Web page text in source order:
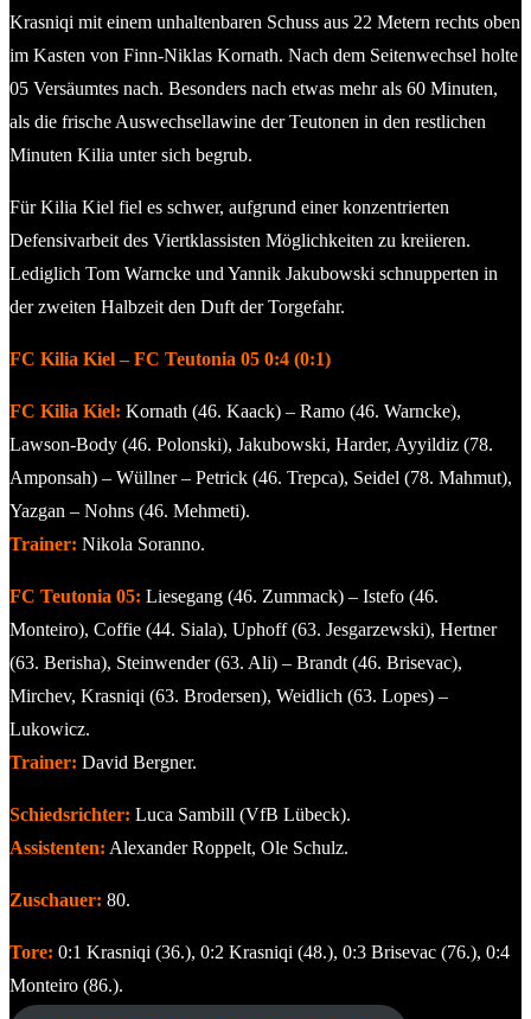
Krasniqi mit einem unhaltenbaren Schuss aus 22 Metern rechts oben
im Kasten von Finn-Niklas Kornath. Nach dem Seitenwechsel holte
05 Versäumtes nach. Besonders nach etwas mehr als 60 Minuten,
als die frische Auswechsellawine der Teutonen in den restlichen
Minuten Kilia unter sich begrub.
Für Kilia Kiel fiel es schwer, aufgrund einer konzentrierten
Defensivarbeit des Viertklassisten Möglichkeiten zu kreiieren.
Lediglich Tom Warncke und Yannik Jakubowski schnupperten in
der zweiten Halbzeit den Duft der Torgefahr.
FC Kilia Kiel – FC Teutonia 05 0:4 (0:1)
FC Kilia Kiel: Kornath (46. Kaack) – Ramo (46. Warncke),
Lawson-Body (46. Polonski), Jakubowski, Harder, Ayyildiz (78.
Amponsah) – Wüllner – Petrick (46. Trepca), Seidel (78. Mahmut),
Yazgan – Nohns (46. Mehmeti).
Trainer: Nikola Soranno.
FC Teutonia 05: Liesegang (46. Zummack) – Istefo (46.
Monteiro), Coffie (44. Siala), Uphoff (63. Jesgarzewski), Hertner
(63. Berisha), Steinwender (63. Ali) – Brandt (46. Brisevac),
Mirchev, Krasniqi (63. Brodersen), Weidlich (63. Lopes) –
Lukowicz.
Trainer: David Bergner.
Schiedsrichter: Luca Sambill (VfB Lübeck).
Assistenten: Alexander Roppelt, Ole Schulz.
Zuschauer: 80.
Tore: 0:1 Krasniqi (36.), 0:2 Krasniqi (48.), 0:3 Brisevac (76.), 0:4
Monteiro (86.).